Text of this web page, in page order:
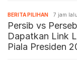
BERITA PILIHAN 7 jam lalu
Persib vs
Dapatkan Link
Piala Presiden